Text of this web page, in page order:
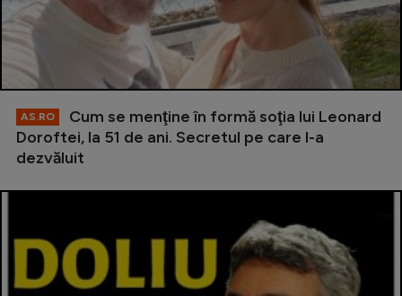
AS.RO
Cum se menţine în formă soţia lui Leonard
Doroftei, la 51 de ani. Secretul pe care l-a
dezvăluit